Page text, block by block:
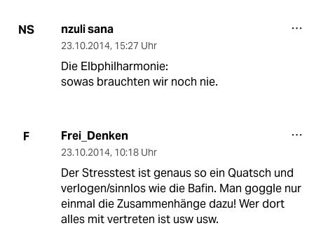
NS nzuli sana
23.10.2014, 15:27 Uhr
Die Elbphilharmonie:
sowas brauchten wir noch nie.
F Frei_Denken
23.10.2014, 10:18 Uhr
Der Stresstest ist genaus so ein Quatsch und
verlogen/sinnlos wie die Bafin. Man goggle nur
einmal die Zusammenhänge dazu! Wer dort
alles mit vertreten ist usw usw.